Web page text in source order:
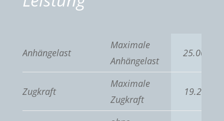
Anhängelast
Maximale
Anhängelast
25.000 kg
Zugkraft
Maximale
Zugkraft
19.200 N